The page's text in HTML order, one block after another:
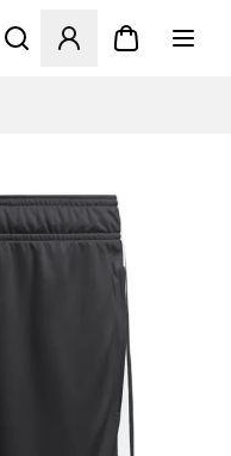
Ανοίγει ένα Modal για να